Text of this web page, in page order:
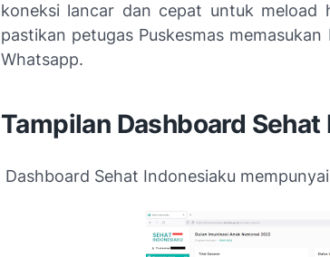
koneksi lancar dan cepat untuk meload
pastikan petugas Puskesmas
Whatsapp.
Tampilan Dashboard
Dashboard Sehat Indonesiaku